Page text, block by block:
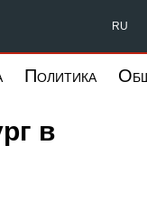
RU
Политика
в